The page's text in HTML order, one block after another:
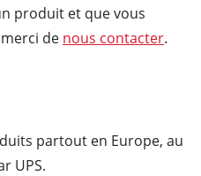
produit et que vous
de nous contacter.
partout en Europe, au
UPS.